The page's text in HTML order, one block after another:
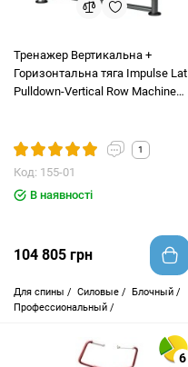
Тренажер Вертикальна +
Горизонтальна тяга Impulse Lat
Pulldown-Vertical Row Machine
1
Код: 155-01
В наявності
104 805 грн
Для спины / Силовые /
Блочный /
Профессиональный /
6